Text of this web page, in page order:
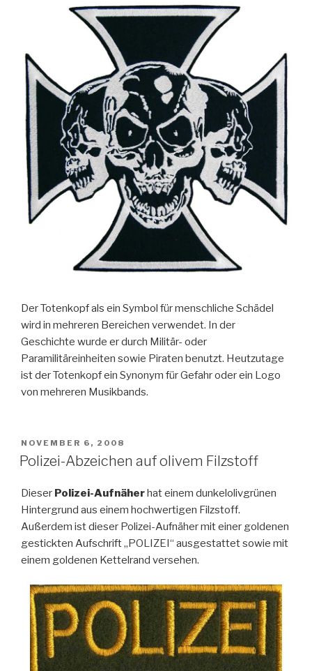
Der Totenkopf als ein Symbol für menschliche Schädel
wird in mehreren Bereichen verwendet. In der
Geschichte wurde er durch Militär- oder
Paramilitäreinheiten sowie Piraten benutzt. Heutzutage
ist der Totenkopf ein Synonym für Gefahr oder ein Logo
von mehreren Musikbands.
POSTED
ON
NOVEMBER 6, 2008
Polizei-Abzeichen auf olivem Filzstoff
Dieser Polizei-Aufnäherhat einem dunkelolivgrünen
Hintergrund aus einem hochwertigen Filzstoff.
Außerdem ist dieser Polizei-Aufnäher mit einer goldenen
gestickten Aufschrift „POLIZEI“ ausgestattet sowie mit
einem goldenen Kettelrand versehen.